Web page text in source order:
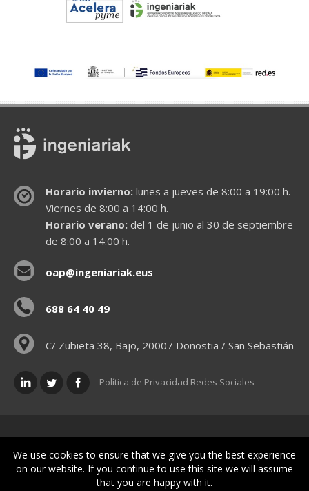
Horario invierno:lunes a jueves de 8:00 a 19:00 h.
Viernes de 8:00 a 14:00 h.
Horario verano:del 1 de junio al 30 de septiembre
de 8:00 a 14:00 h.
oap@ingeniariak.eus
688 64 40 49
C/ Zubieta 38, Bajo, 20007 Donostia / San Sebastián
Política de Privacidad Redes Sociales
Políticas legales
We use cookies to ensure that we give you the best experience
on our website. If you continue to use this site we will assume
that you are happy with it.